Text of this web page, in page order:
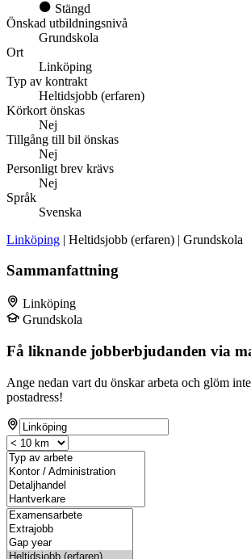
Stängd
Önskad utbildningsnivå
Grundskola
Ort
Linköping
Typ av kontrakt
Heltidsjobb (erfaren)
Körkort önskas
Nej
Tillgång till bil önskas
Nej
Personligt brev krävs
Nej
Språk
Svenska
Linköping | Heltidsjobb (erfaren) | Grundskola
Sammanfattning
Linköping
Grundskola
Få liknande jobberbjudanden via
Ange nedan vart du önskar arbeta och glöm
postadress!